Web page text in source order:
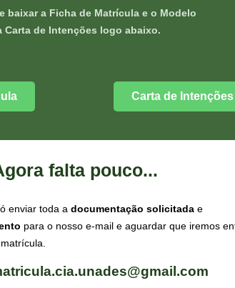
baixar a Ficha de Matrícula e o Modelo
Carta de Intenções logo abaixo.
Carta de Intenções
falta pouco...
enviar toda a documentação solicitada e
para o nosso e-mail e aguardar que iremos